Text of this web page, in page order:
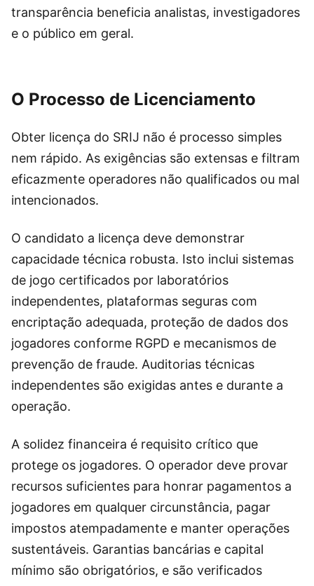
transparência beneficia analistas, investigadores
e o público em geral.
O Processo de Licenciamento
Obter licença do SRIJ não é processo simples
nem rápido. As exigências são extensas e filtram
eficazmente operadores não qualificados ou mal
intencionados.
O candidato a licença deve demonstrar
capacidade técnica robusta. Isto inclui sistemas
de jogo certificados por laboratórios
independentes, plataformas seguras com
encriptação adequada, proteção de dados dos
jogadores conforme RGPD e mecanismos de
prevenção de fraude. Auditorias técnicas
independentes são exigidas antes e durante a
operação.
A solidez financeira é requisito crítico que
protege os jogadores. O operador deve provar
recursos suficientes para honrar pagamentos a
jogadores em qualquer circunstância, pagar
impostos atempadamente e manter operações
sustentáveis. Garantias bancárias e capital
mínimo são obrigatórios, e são verificados